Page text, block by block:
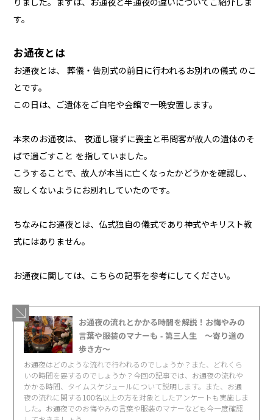
りました。まずは、お通夜と半通夜の違いについてご紹介しま
す。
お通夜とは
お通夜とは、 葬儀・告別式の前日に行われるお別れの儀式 のこ
とです。
この日は、ご遺体をご自宅や会館で一晩安置します。
本来のお通夜は、 夜通し寝ずに喪主と弔問客が故人の遺体のそ
ばで過ごすこと を指していました。
こうすることで、故人が本当に亡くなったかどうかを確認し、
寂しくないようにお別れしていたのです。
ちなみにお通夜とは、仏式独自の儀式であり神式やキリスト教
式にはありません。
お通夜に関しては、こちらの記事を参考にしてください。
お通夜の流れとかかる時間を解説！お悔やみの
言葉や服装のマナーも - 第三人生 〜寄り道の
歩き方〜
お通夜はどのような流れで行われるのでしょうか？また、どれくら
いの時間を要するのでしょうか？今回の記事では、お通夜の流れや
かかる時間、タイムスケジュールについて説明します。また、お通
夜の流れに関する100名以上の方を対象としたアンケートも実施しま
した。お通夜でのお悔やみの言葉や服装のマナーなども今一度確認